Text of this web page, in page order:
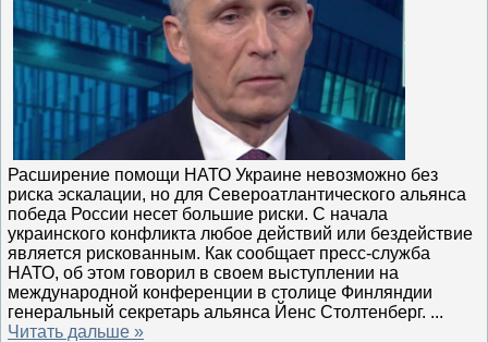
Расширение помощи НАТО Украине невозможно без
риска эскалации, но для Североатлантического альянса
победа России несет большие риски. С начала
украинского конфликта любое действий или бездействие
является рискованным. Как сообщает пресс-служба
НАТО, об этом говорил в своем выступлении на
международной конференции в столице Финляндии
генеральный секретарь альянса Йенс Столтенберг. ...
Читать дальше »